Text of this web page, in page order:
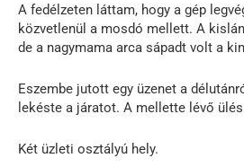
A fedélzeten láttam, hogy a gép
közvetlenül a mosdó mellett. A
de a nagymama arca sápadt volt a
Eszembe jutott egy üzenet a
lekéste a járatot. A mellette lévő
Két üzleti osztályú hely.